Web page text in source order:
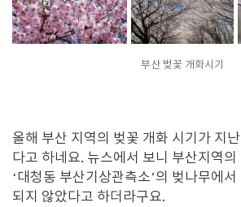
부산 벚꽃 개화시기
올해 부산 지역의 벚꽃 개화 시기가 지
다고 하네요. 뉴스에서 보니 부산지역의
‘대청동 부산기상관측소’의 벚나무에
되지 않았다고 하더라구요.